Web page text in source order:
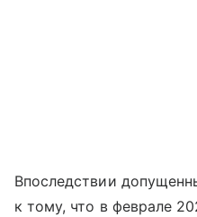
Впоследствии
к тому, что в феврале